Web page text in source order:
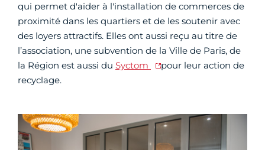
qui permet d'aider à l'installation de commerces de
proximité dans les quartiers et de les soutenir avec
des loyers attractifs. Elles ont aussi reçu au titre de
l’association, une subvention de la Ville de Paris, de
la Région est aussi du Syctom
pour leur action de
recyclage.